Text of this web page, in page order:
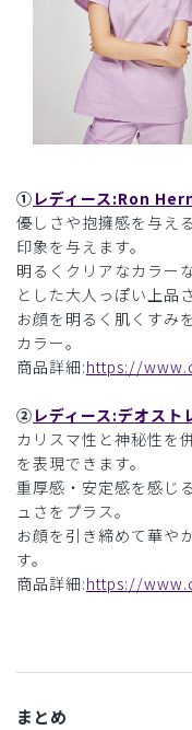
① レディース:Ron
優しさや抱擁感を与え
印象を与えます。
明るくクリアなカラー
とした大人っぽい上品さ
お顔を明るく肌くすみ
カラー。
商品詳細:https://
② レディース:デオス
カリスマ性と神秘性を
を表現できます。
重厚感・安定感を感じ
ュさをプラス。
お顔を引き締めて華や
す。
商品詳細:https://
まとめ